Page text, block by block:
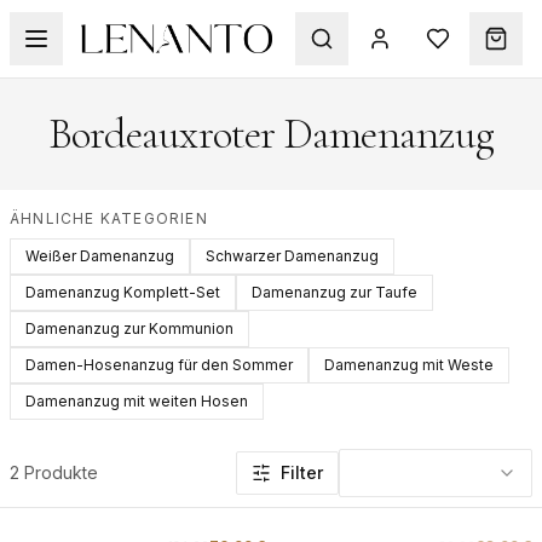
Bordeauxroter Damenanzug
ÄHNLICHE KATEGORIEN
Weißer Damenanzug
Schwarzer Damenanzug
Damenanzug Komplett-Set
Damenanzug zur Taufe
Damenanzug zur Kommunion
Damen-Hosenanzug für den Sommer
Damenanzug mit Weste
Damenanzug mit weiten Hosen
Produkte in dieser Kategorie: Bordeauxroter Damenanzug
2 Produkte Filter